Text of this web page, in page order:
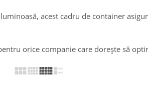
acest cadru de container
orice companie care dorește să